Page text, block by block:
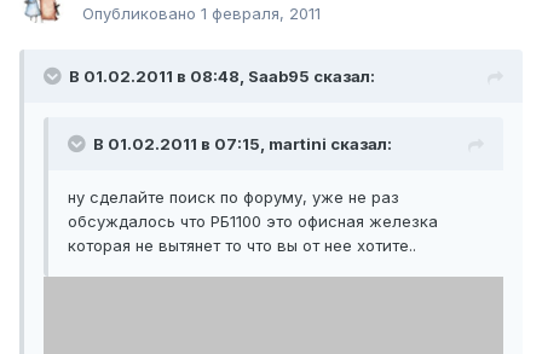
Опубликовано 1 февраля, 2011
В 01.02.2011 в 08:48, Saab95 сказал:
В 01.02.2011 в 07:15, martini сказал:
ну сделайте поиск по форуму, уже не раз
обсуждалось что РБ1100 это офисная железка
которая не вытянет то что вы от нее хотите..